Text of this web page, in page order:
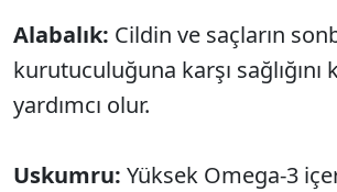
Alabalık: Cildin ve saçların
kurutuculuğuna karşı sağlığını
yardımcı olur.
Uskumru: Yüksek Omega-3